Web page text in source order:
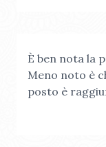
È ben nota la
Meno noto è
posto è